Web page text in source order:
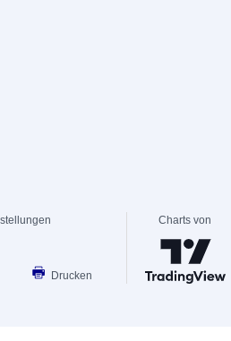
Drucken
Charts von